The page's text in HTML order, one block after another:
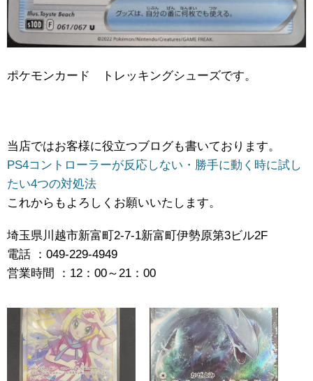
ポケモンカード トレッキングシューズです。
当店ではお客様に役立つブログも書いております。
PS4コントローラーが反応しない・勝手に動く時に試し
たい4つの対処法
これからもよろしくお願いいたします。
埼玉県川越市新富町2-7-1新富町伊勢原第3ビル2F
電話 ：049-229-4949
営業時間 ：12：00～21：00